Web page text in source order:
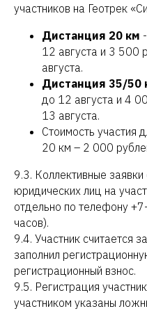
участников на Геотрек
Дистанция 20 км
12 августа и 3 500
августа.
Дистанция 35/50
до 12 августа и 4
13 августа.
Стоимость участия
20 км – 2 000
9.3. Коллективные
юридических лиц на
отдельно по телефону
часов).
9.4. Участник считается
заполнил
регистрационный взнос.
9.5. Регистрация
участником указаны